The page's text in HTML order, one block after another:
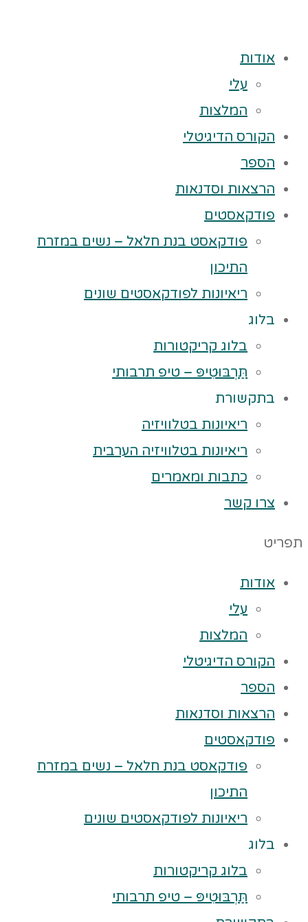
אודות
עלי
המלצות
הקורס הדיגיטלי
הספר
הרצאות וסדנאות
פודקאסטים
פודקאסט בנת חלאל – נשים במזרח
התיכון
ריאיונות לפודקאסטים שונים
בלוג
בלוג קריקטורות
תַּרְבּוּטִיפּ – טיפ תרבותי
בתקשורת
ריאיונות בטלוויזיה
ריאיונות בטלוויזיה הערבית
כתבות ומאמרים
צרו קשר
תפריט
אודות
עלי
המלצות
הקורס הדיגיטלי
הספר
הרצאות וסדנאות
פודקאסטים
פודקאסט בנת חלאל – נשים במזרח
התיכון
ריאיונות לפודקאסטים שונים
בלוג
בלוג קריקטורות
תַּרְבּוּטִיפּ – טיפ תרבותי